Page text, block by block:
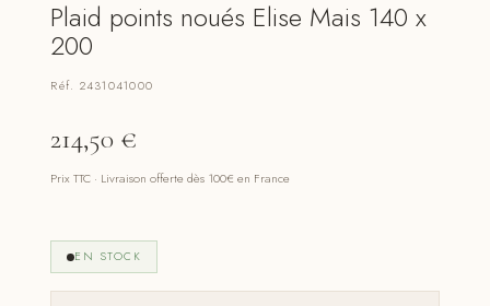
Plaid points noués Elise Mais 140 x
200
Réf. 2431041000
214,50 €
Prix TTC · Livraison offerte dès 100€ en France
EN STOCK